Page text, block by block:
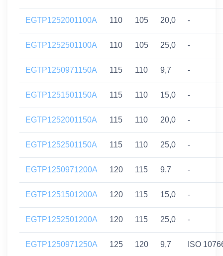
EGTP1252001100A 110 105 20,0 -
EGTP1252501100A 110 105 25,0 -
EGTP1250971150A 115 110 9,7 -
EGTP1251501150A 115 110 15,0 -
EGTP1252001150A 115 110 20,0 -
EGTP1252501150A 115 110 25,0 -
EGTP1250971200A 120 115 9,7 -
EGTP1251501200A 120 115 15,0 -
EGTP1252501200A 120 115 25,0 -
EGTP1250971250A 125 120 9,7 ISO